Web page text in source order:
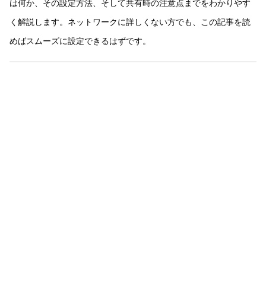
は何か、その設定方法、そして共有時の注意点までをわかりやす
く解説します。ネットワークに詳しくない方でも、この記事を読
めばスムーズに設定できるはずです。